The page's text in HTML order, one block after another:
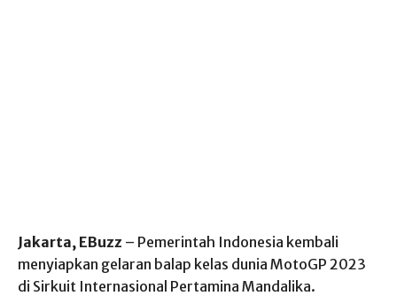
Jakarta, EBuzz – Pemerintah Indonesia kembali
menyiapkan gelaran balap kelas dunia MotoGP 2023
di Sirkuit Internasional Pertamina Mandalika.